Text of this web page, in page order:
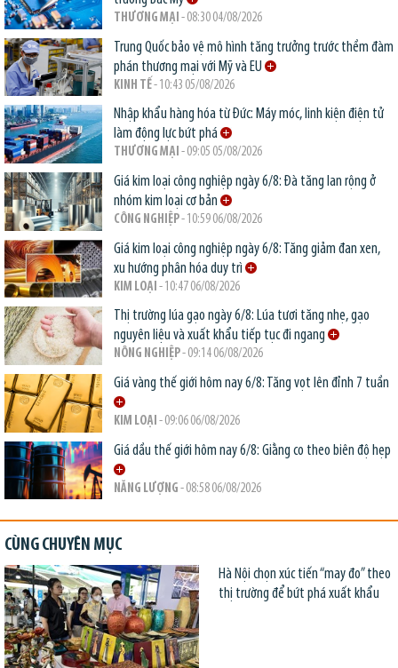
THƯƠNG MẠI - 08:30 04/08/2026
Trung Quốc bảo vệ mô hình tăng trưởng trước thềm đàm
phán thương mại với Mỹ và EU
KINH TẾ- 10:43 05/08/2026
Nhập khẩu hàng hóa từ Đức: Máy móc, linh kiện điện tử
làm động lực bứt phá
THƯƠNG MẠI - 09:05 05/08/2026
Giá kim loại công nghiệp ngày 6/8: Đà tăng lan rộng ở
nhóm kim loại cơ bản
CÔNG NGHIỆP- 10:59 06/08/2026
Giá kim loại công nghiệp ngày 6/8: Tăng giảm đan xen,
xu hướng phân hóa duy trì
KIM LOẠI - 10:47 06/08/2026
Thị trường lúa gạo ngày 6/8: Lúa tươi tăng nhẹ, gạo
nguyên liệu và xuất khẩu tiếp tục đi ngang
NÔNG NGHIỆP- 09:14 06/08/2026
Giá vàng thế giới hôm nay 6/8: Tăng vọt lên đỉnh 7 tuần
KIM LOẠI - 09:06 06/08/2026
Giá dầu thế giới hôm nay 6/8: Giằng co theo biên độ hẹp
NĂNG LƯỢNG - 08:58 06/08/2026
CÙNG CHUYÊN MỤC
Hà Nội chọn xúc tiến “may đo” theo
thị trường để bứt phá xuất khẩu